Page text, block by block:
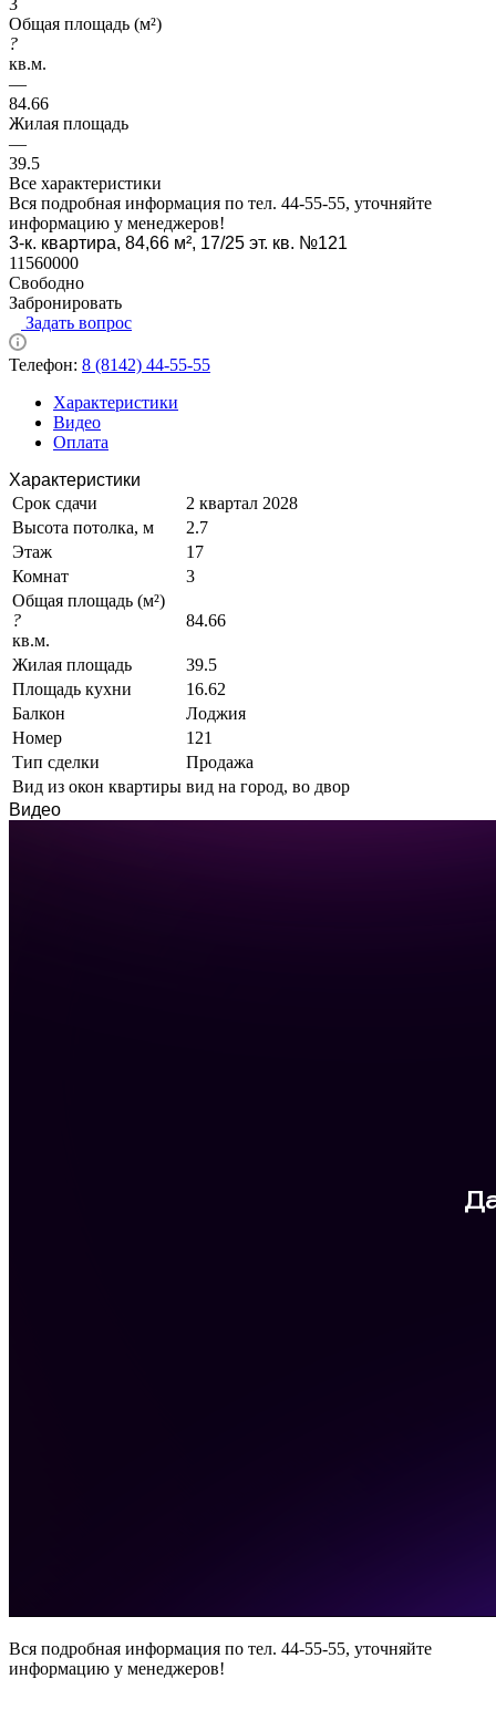
Общая площадь (м²)
?
кв.м.
—
84.66
Жилая площадь
—
39.5
Все характеристики
Вся подробная информация по тел. 44-55-55, уточняйте
информацию у менеджеров!
3-к. квартира, 84,66 м², 17/25 эт. кв. №121
11560000
Свободно
Забронировать
Задать вопрос
Телефон: 8 (8142) 44-55-55
Характеристики
Видео
Оплата
Характеристики
Срок сдачи
2 квартал 2028
Высота потолка, м
2.7
Этаж
17
Комнат
3
Общая площадь (м²)
?
кв.м.
84.66
Жилая площадь
39.5
Площадь кухни
16.62
Балкон
Лоджия
Номер
121
Тип сделки
Продажа
Вид из окон квартиры вид на город, во двор
Видео
Вся подробная информация по тел. 44-55-55, уточняйте
информацию у менеджеров!